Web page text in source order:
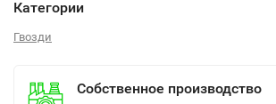
Категории
Гвозди
Собственное производство